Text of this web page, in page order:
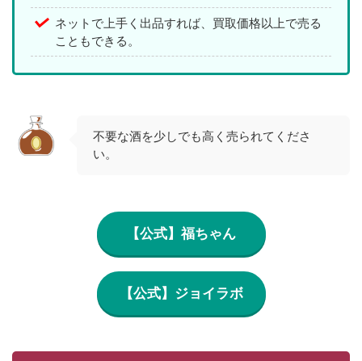
ネットで上手く出品すれば、買取価格以上で売る
こともできる。
不要な酒を少しでも高く売られてくださ
い。
【公式】福ちゃん
【公式】ジョイラボ